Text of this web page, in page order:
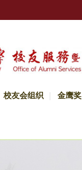
校友会组织 金鹰奖